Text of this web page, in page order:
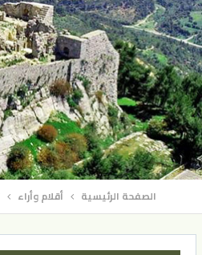
الصفحة الرئيسية أقلام وأراء